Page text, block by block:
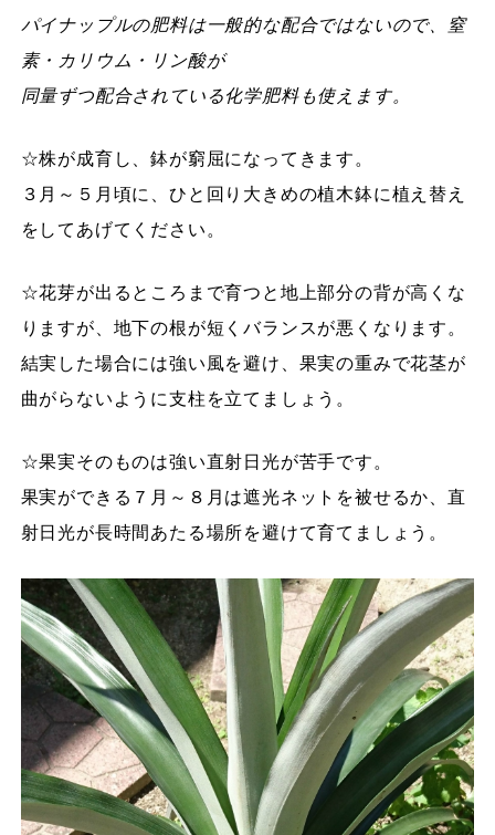
パイナップルの肥料は一般的な配合ではないので、窒
素・カリウム・リン酸が
同量ずつ配合されている化学肥料も使えます。
☆株が成育し、鉢が窮屈になってきます。
３月～５月頃に、ひと回り大きめの植木鉢に植え替え
をしてあげてください。
☆花芽が出るところまで育つと地上部分の背が高くな
りますが、地下の根が短くバランスが悪くなります。
結実した場合には強い風を避け、果実の重みで花茎が
曲がらないように支柱を立てましょう。
☆果実そのものは強い直射日光が苦手です。
果実ができる７月～８月は遮光ネットを被せるか、直
射日光が長時間あたる場所を避けて育てましょう。